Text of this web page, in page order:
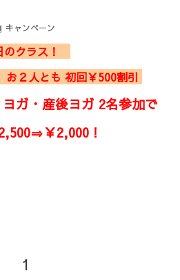
キャンペーン
のクラス！
お２人とも 初回￥500割引
ガ・産後ヨガ 2名参加で
￥2,000！
1